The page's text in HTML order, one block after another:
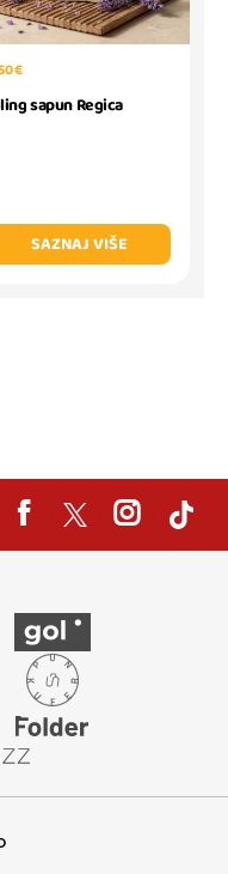
€
sapun Regica
SAZNAJ VIŠE